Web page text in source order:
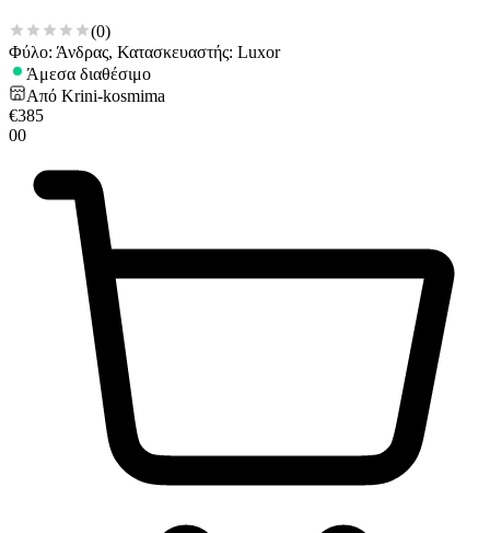
(0)
Φύλο: Άνδρας, Κατασκευαστής: Luxor
Άμεσα διαθέσιμο
Από Krini-kosmima
€385
00